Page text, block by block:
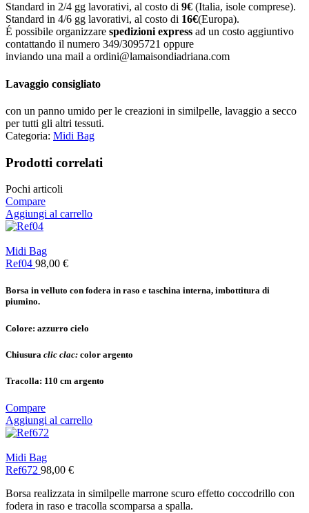
Standard in 2/4 gg lavorativi, al costo di 9€ (Italia, isole comprese).
Standard in 4/6 gg lavorativi, al costo di 16€(Europa).
É possibile organizzare spedizioni express ad un costo aggiuntivo
contattando il numero 349/3095721 oppure
inviando una mail a ordini@lamaisondiadriana.com
Lavaggio consigliato
con un panno umido per le creazioni in similpelle, lavaggio a secco
per tutti gli altri tessuti.
Categoria: Midi Bag
Prodotti correlati
Pochi articoli
Compare
Aggiungi al carrello
Midi Bag
Ref04 98,00 €
Borsa in velluto con fodera in raso e taschina interna, imbottitura di
piumino.
Colore: azzurro cielo
Chiusura clic clac: color argento
Tracolla: 110 cm argento
Compare
Aggiungi al carrello
Midi Bag
Ref672 98,00 €
Borsa realizzata in similpelle marrone scuro effetto coccodrillo con
fodera in raso e tracolla scomparsa a spalla.